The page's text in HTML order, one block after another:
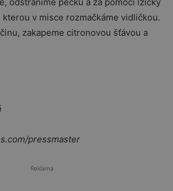
v misce rozmačkáme vidličkou.
zakapeme citronovou šťávou a
pressmaster
Reklama